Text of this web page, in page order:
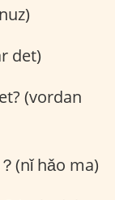
det)
(vordan
(nǐ hǎo ma)